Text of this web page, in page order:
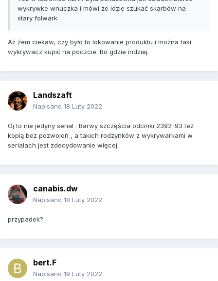
wykrywke wnuczka i mówi że idzie szukać skarbów na
stary folwark
Aż żem ciekaw, czy było to lokowanie produktu i można taki
wykrywacz kupić na poczcie. Bo gdzie indziej.
Landszaft
Napisano 18 Luty 2022
Oj to nie jedyny serial . Barwy szczęścia odcinki 2392-93 też
kopią bez pozwoleń , a takich rodzynków z wykrywarkami w
serialach jest zdecydowanie więcej.
canabis.dw
Napisano 18 Luty 2022
przypadek?
bert.F
Napisano 19 Luty 2022